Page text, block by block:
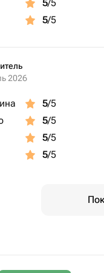
5/5
5/5
2026
5/5
5/5
5/5
5/5